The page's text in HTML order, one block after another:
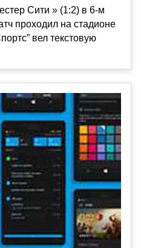
Сити » (1:2) в 6-м
проходил на стадионе
вел текстовую